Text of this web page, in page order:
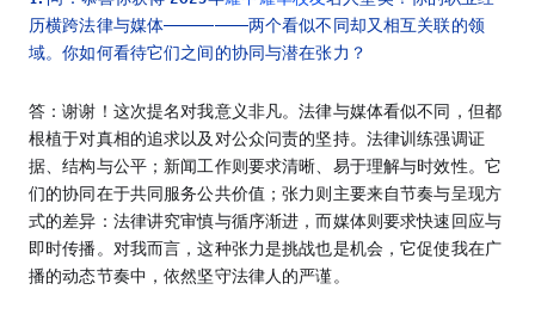
历横跨法律与媒体—————两个看似不同却又相互关联的领
域。你如何看待它们之间的协同与潜在张力？
答：谢谢！这次提名对我意义非凡。法律与媒体看似不同，但都
根植于对真相的追求以及对公众问责的坚持。法律训练强调证
据、结构与公平；新闻工作则要求清晰、易于理解与时效性。它
们的协同在于共同服务公共价值；张力则主要来自节奏与呈现方
式的差异：法律讲究审慎与循序渐进，而媒体则要求快速回应与
即时传播。对我而言，这种张力是挑战也是机会，它促使我在广
播的动态节奏中，依然坚守法律人的严谨。